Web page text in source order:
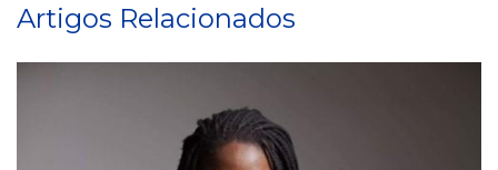
Artigos Relacionados